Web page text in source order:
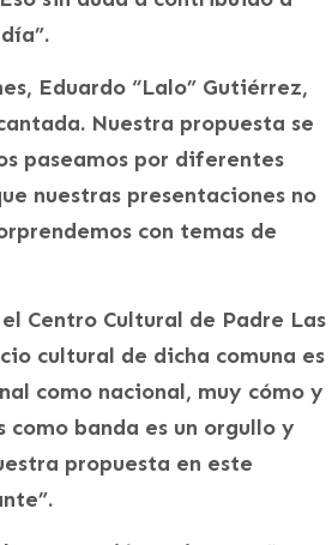
Eduardo “Lalo” Gutiérrez,
Nuestra propuesta se
paseamos por diferentes
nuestras presentaciones no
con temas de
Centro Cultural de Padre Las
cultural de dicha comuna es
como nacional, muy cómo y
como banda es un orgullo y
propuesta en este